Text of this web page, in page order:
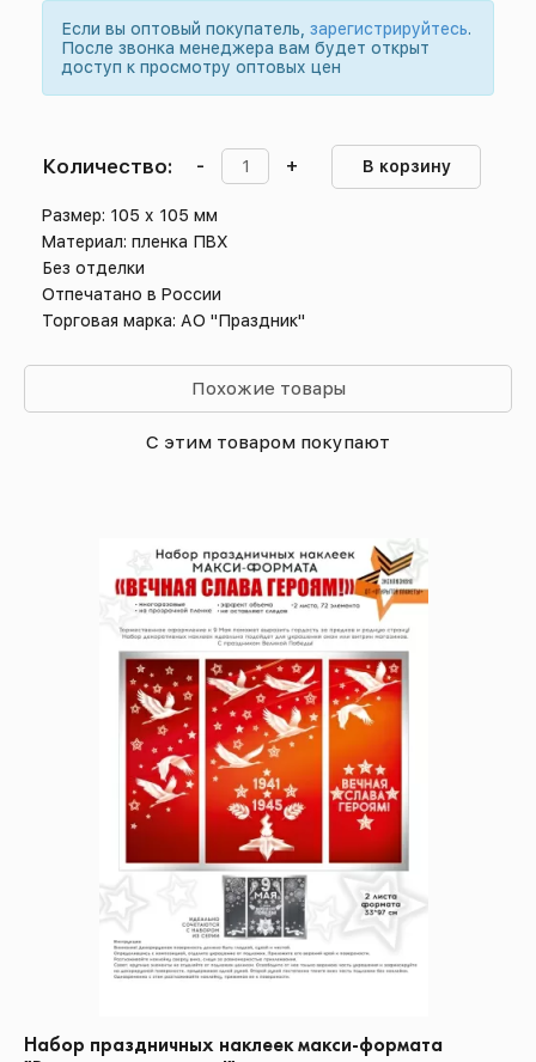
Если вы оптовый покупатель, зарегистрируйтесь.
После звонка менеджера вам будет открыт
доступ к просмотру оптовых цен
Количество: - + В корзину
Размер: 105 х 105 мм
Материал: пленка ПВХ
Без отделки
Отпечатано в России
Торговая марка: АО "Праздник"
Похожие товары
С этим товаром покупают
Набор праздничных наклеек макси-формата